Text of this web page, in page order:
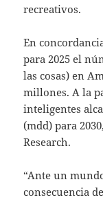
recreativos.
En
para 2025 el
las cosas) en
millones. A la
inteligentes
(mdd) para
Research.
“Ante un
consecuencia